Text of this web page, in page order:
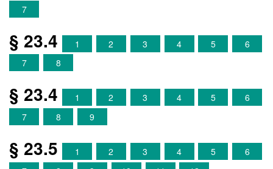
7
§ 23.4 1 2 3 4 5
6
7
8
§ 23.4 1 2 3 4 5
6
7
8 9
§ 23.5 1 2 3 4 5
6